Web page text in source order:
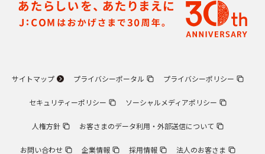
サイトマップ プライバシーポータル プライバシーポリシー
セキュリティーポリシー ソーシャルメディアポリシー
人権方針 お客さまのデータ利用・外部送信について
お問い合わせ 企業情報 採用情報 法人のお客さま